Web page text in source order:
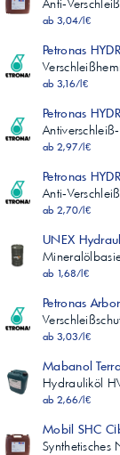
ab 3,04/l€
Petronas
ab 3,16/l€
Petronas
ab 2,97/l€
Petronas
ab 2,70/l€
UNEX
ab 1,68/l€
Petronas
ab 3,03/l€
Mabanol
Hydrauliköl
ab 2,66/l€
Mobil SHC
Synthetisches